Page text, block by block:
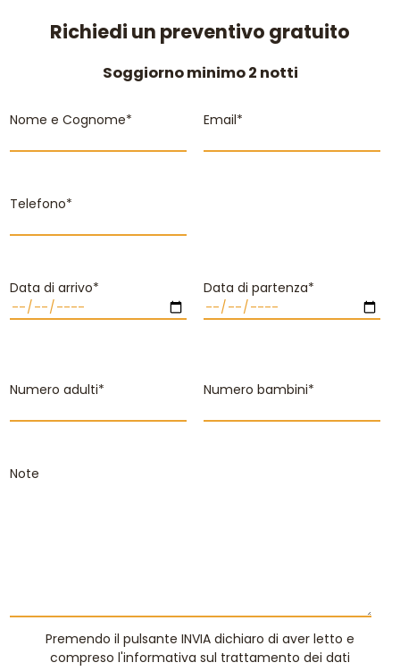
Richiedi un preventivo gratuito
Soggiorno minimo 2 notti
Nome e Cognome* Email*
Telefono*
Data di arrivo* Data di partenza*
Numero adulti* Numero bambini*
Note
Premendo il pulsante INVIA dichiaro di aver letto e
compreso l'informativa sul trattamento dei dati